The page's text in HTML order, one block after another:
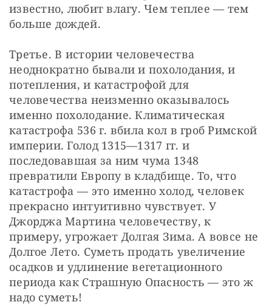
известно, любит влагу. Чем теплее — тем
больше дождей.
Третье. В истории человечества
неоднократно бывали и похолодания, и
потепления, и катастрофой для
человечества неизменно оказывалось
именно похолодание. Климатическая
катастрофа 536 г. вбила кол в гроб Римской
империи. Голод 1315—1317 гг. и
последовавшая за ним чума 1348
превратили Европу в кладбище. То, что
катастрофа — это именно холод, человек
прекрасно интуитивно чувствует. У
Джорджа Мартина человечеству, к
примеру, угрожает Долгая Зима. А вовсе не
Долгое Лето. Суметь продать увеличение
осадков и удлинение вегетационного
периода как Страшную Опасность — это ж
надо суметь!